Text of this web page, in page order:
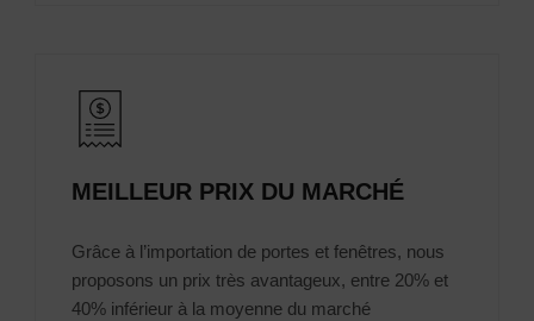
MEILLEUR PRIX DU MARCHÉ
Grâce à l’importation de portes et fenêtres, nous
proposons un prix très avantageux, entre 20% et
40% inférieur à la moyenne du marché